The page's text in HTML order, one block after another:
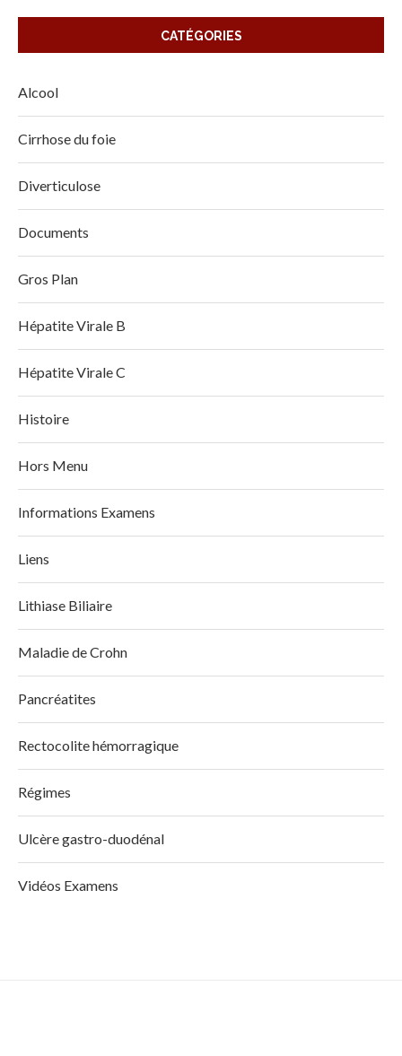
CATÉGORIES
Alcool
Cirrhose du foie
Diverticulose
Documents
Gros Plan
Hépatite Virale B
Hépatite Virale C
Histoire
Hors Menu
Informations Examens
Liens
Lithiase Biliaire
Maladie de Crohn
Pancréatites
Rectocolite hémorragique
Régimes
Ulcère gastro-duodénal
Vidéos Examens